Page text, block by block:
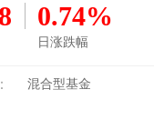
0.74%
日涨跌幅
混合型基金